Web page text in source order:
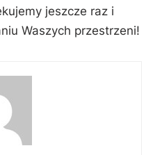
jeszcze raz‌ i
Waszych przestrzeni!